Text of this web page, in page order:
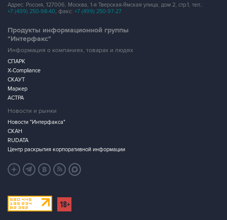
Адрес: Россия, 127006, Москва, 1-я Тверская-Ямская улица, дом 2, стр.1, тел.:
+7 (499) 250-98-40, факс: +7 (499) 250-97-27
Продукты информационной группы
"Интерфакс"
Информация о компаниях, товарах и людях
СПАРК
X-Compliance
СКАУТ
Маркер
АСТРА
Новости и рынки
Новости "Интерфакса"
СКАН
RUDATA
Центр раскрытия корпоративной информации